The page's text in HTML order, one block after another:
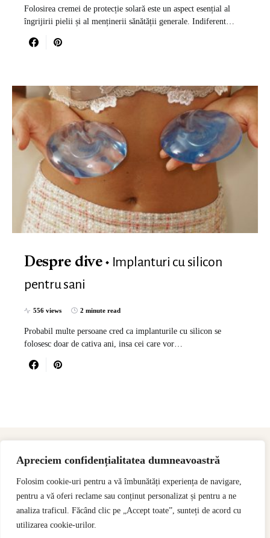
Apreciem confidențialitatea dumneavoastră
Folosim cookie-uri pentru a vă îmbunătăți experiența de navigare,
pentru a vă oferi reclame sau conținut personalizat și pentru a ne
analiza traficul. Făcând clic pe „Accept toate”, sunteți de acord cu
utilizarea cookie-urilor.
Folosirea cremei de protecție solară este un aspect esențial al
îngrijirii pielii și al menținerii sănătății generale. Indiferent…
Despre dive
Implanturi cu silicon
pentru sani
556 views 2 minute read
Probabil multe persoane cred ca implanturile cu silicon se
folosesc doar de cativa ani, insa cei care vor…